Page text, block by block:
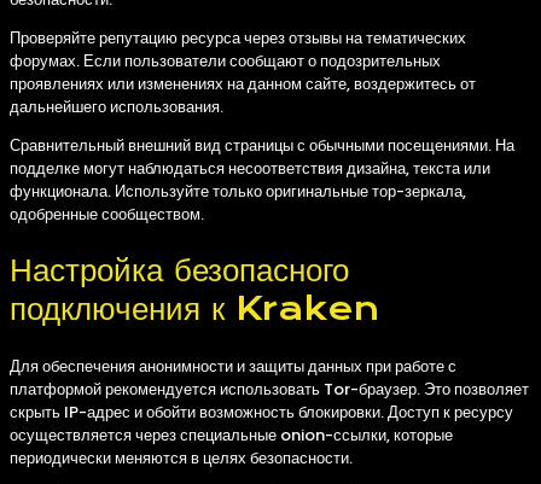
Проверяйте репутацию ресурса через отзывы на тематических
форумах. Если пользователи сообщают о подозрительных
проявлениях или изменениях на данном сайте, воздержитесь от
дальнейшего использования.
Сравнительный внешний вид страницы с обычными посещениями. На
подделке могут наблюдаться несоответствия дизайна, текста или
функционала. Используйте только оригинальные тор-зеркала,
одобренные сообществом.
Настройка безопасного
подключения к Kraken
Для обеспечения анонимности и защиты данных при работе с
платформой рекомендуется использовать Tor-браузер. Это позволяет
скрыть IP-адрес и обойти возможность блокировки. Доступ к ресурсу
осуществляется через специальные onion-ссылки, которые
периодически меняются в целях безопасности.